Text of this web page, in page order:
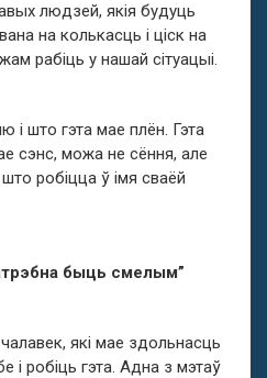
людзей, якія будуць
на колькасць і ціск на
рабіць у нашай сітуацыі.
і што гэта мае плён. Гэта
сэнс, можа не сёння, але
робіцца ў імя сваёй
быць смелым”
які мае здольнасць
і робіць гэта. Адна з мэтаў